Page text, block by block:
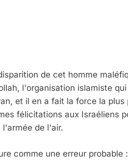
de cet homme
l'organisation islamiste
et il en a fait la force la
félicitations aux Israéliens
de l'air.
comme une erreur probable